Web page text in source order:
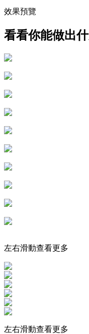
效果預覽
看看你能做出
左右滑動查看更多
左右滑動查看更多